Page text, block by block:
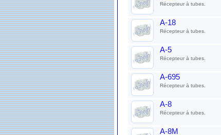
Récepteur à tubes.
A-18
Récepteur à tubes.
A-5
Récepteur à tubes.
A-695
Récepteur à tubes.
A-8
Récepteur à tubes.
A-8M